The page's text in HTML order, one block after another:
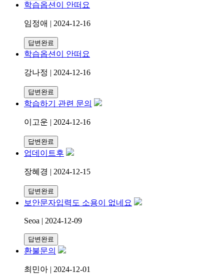
학습옵션이 안떠요
임정애 | 2024-12-16
답변완료
학습옵션이 안떠요
강나정 | 2024-12-16
답변완료
학습하기 관련 문의
이고운 | 2024-12-16
답변완료
업데이트후
장혜경 | 2024-12-15
답변완료
보안문자입력도 소용이 없네요
Seoa | 2024-12-09
답변완료
환불문의
최민아 | 2024-12-01